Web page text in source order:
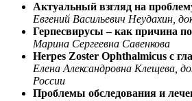
Актуальный взгляд на
Евгений Васильевич Неудахин,
Герпесвирусы – как причина
Марина Сергеевна Савенкова
Herpes Zoster Ophthalmicus с
Елена Александровна
России
Проблемы обследования и